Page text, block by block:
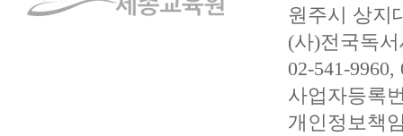
원주시 상지
(사)전국독
02-541-9960,
사업자등록
개인정보책